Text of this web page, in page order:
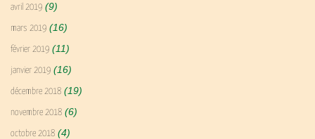
avril 2019 (9)
mars 2019 (16)
février 2019 (11)
janvier 2019 (16)
décembre 2018 (19)
novembre 2018 (6)
octobre 2018 (4)